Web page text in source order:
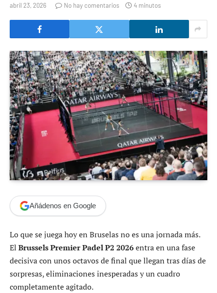
abril 23, 2026 No hay comentarios 4 minutos
Añádenos en Google
Lo que se juega hoy en Bruselas no es una jornada más.
El Brussels Premier Padel P2 2026entra en una fase
decisiva con unos octavos de final que llegan tras días de
sorpresas, eliminaciones inesperadas y un cuadro
completamente agitado.